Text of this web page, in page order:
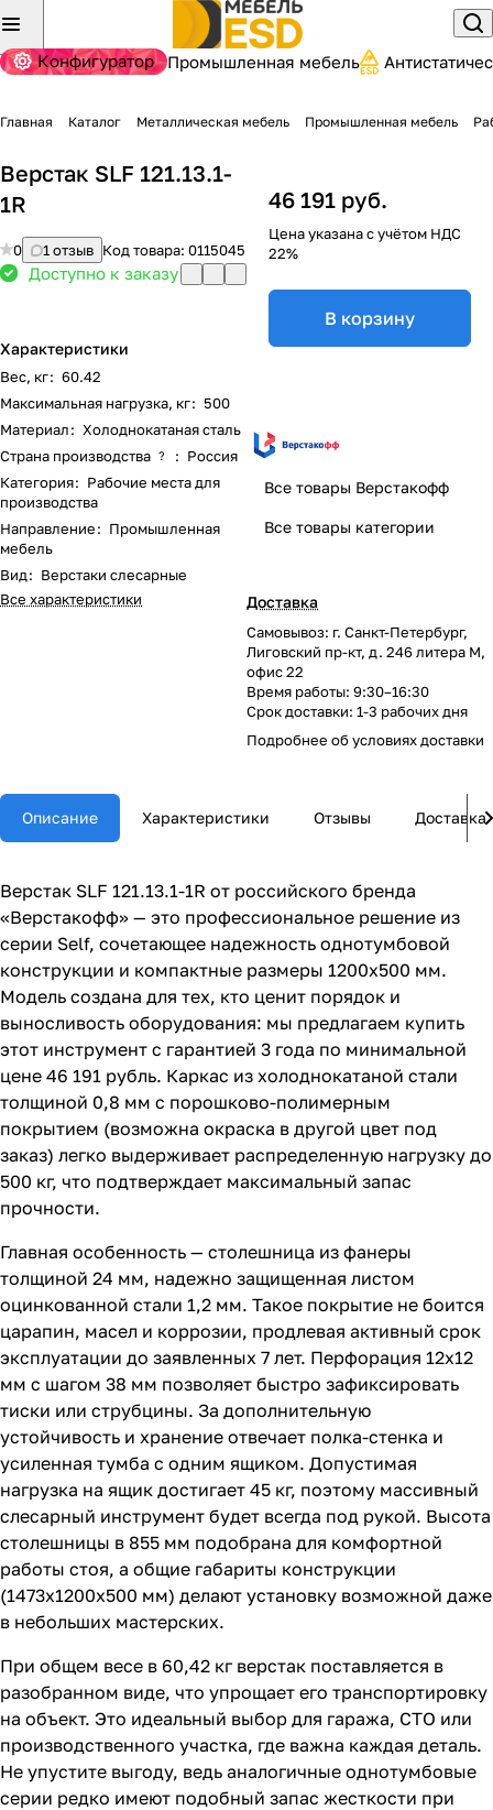
Конфигуратор Промышленная мебель
Главная Каталог Металлическая мебель Промышленная мебель
Верстак SLF 121.13.1-
1R
0 1 отзыв Код товара: 0115045
Доступно к заказу
Характеристики
Вес, кг: 60.42
Максимальная нагрузка, кг: 500
Материал: Холоднокатаная сталь
Страна производства ? : Россия
Категория: Рабочие места для
производства
Направление: Промышленная
мебель
Вид: Верстаки слесарные
Все характеристики
46 191 руб.
Цена указана с учётом НДС
22%
В корзину
Все товары Верстакофф
Все товары категории
Доставка
Самовывоз: г. Санкт-Петербург,
Лиговский пр-кт, д. 246 литера М,
офис 22
Время работы: 9:30–16:30
Срок доставки: 1-3 рабочих дня
Подробнее обусловиях доставки
Описание Характеристики Отзывы Доставка
Верстак SLF 121.13.1-1R от российского бренда
«Верстакофф» — это профессиональное решение из
серии Self, сочетающее надежность однотумбовой
конструкции и компактные размеры 1200x500 мм.
Модель создана для тех, кто ценит порядок и
выносливость оборудования: мы предлагаем купить
этот инструмент с гарантией 3 года по минимальной
цене 46 191 рубль. Каркас из холоднокатаной стали
толщиной 0,8 мм с порошково-полимерным
покрытием (возможна окраска в другой цвет под
заказ) легко выдерживает распределенную нагрузку до
500 кг, что подтверждает максимальный запас
прочности.
Главная особенность — столешница из фанеры
толщиной 24 мм, надежно защищенная листом
оцинкованной стали 1,2 мм. Такое покрытие не боится
царапин, масел и коррозии, продлевая активный срок
эксплуатации до заявленных 7 лет. Перфорация 12х12
мм с шагом 38 мм позволяет быстро зафиксировать
тиски или струбцины. За дополнительную
устойчивость и хранение отвечает полка-стенка и
усиленная тумба с одним ящиком. Допустимая
нагрузка на ящик достигает 45 кг, поэтому массивный
слесарный инструмент будет всегда под рукой. Высота
столешницы в 855 мм подобрана для комфортной
работы стоя, а общие габариты конструкции
(1473x1200x500 мм) делают установку возможной даже
в небольших мастерских.
При общем весе в 60,42 кг верстак поставляется в
разобранном виде, что упрощает его транспортировку
на объект. Это идеальный выбор для гаража, СТО или
производственного участка, где важна каждая деталь.
Не упустите выгоду, ведь аналогичные однотумбовые
серии редко имеют подобный запас жесткости при